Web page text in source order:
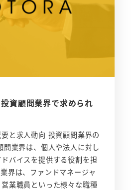
資顧問業界で求められ
と求人動向 投資顧問業界の
業界は、個人や法人に対し
バイスを提供する役割を担
界は、ファンドマネージャ
業職員といった様々な職種